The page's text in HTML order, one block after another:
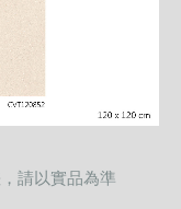
請以實品為準